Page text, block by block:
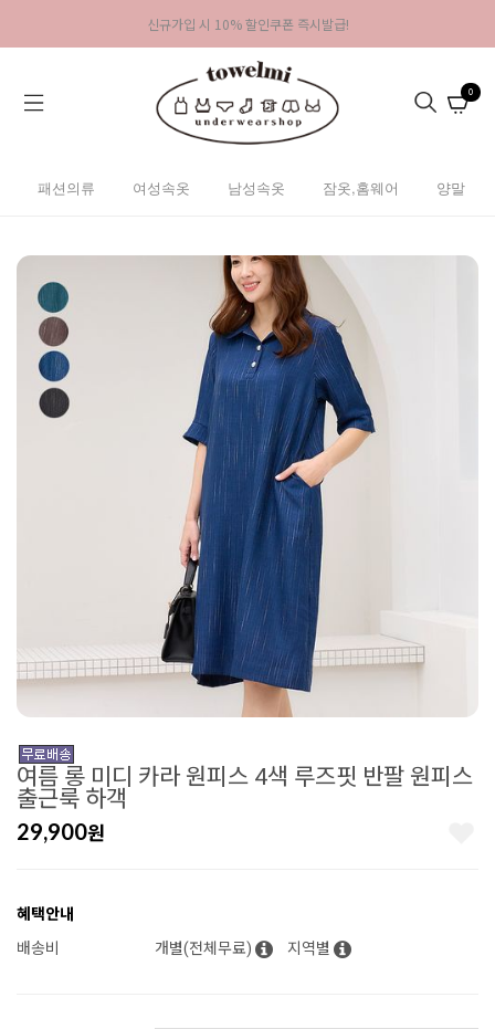
신규가입 시 10% 할인쿠폰 즉시발급!
0
패션의류 여성속옷 남성속옷 잠옷,홈웨어 양말
여름 롱 미디 카라 원피스 4색 루즈핏 반팔 원피스
출근룩 하객
29,900원
혜택안내
배송비
개별(전체무료) 지역별